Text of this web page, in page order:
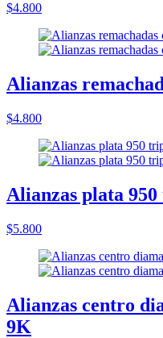
$4.800
Alianzas
$4.800
Alianzas plata
$5.800
Alianzas centro
9K